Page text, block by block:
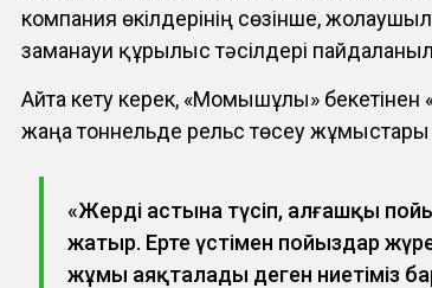
компания өкілдерінің сөзінше,
заманауи құрылыс тәсілдері
Айта кету керек, «Момышұлы» бекетінен
жаңа тоннельде рельс төсеу
«Жердің астына түсіп, алғашқы
жатыр. Ертең үстімен пойыздар
жұмы аяқталады деген ниетіміз